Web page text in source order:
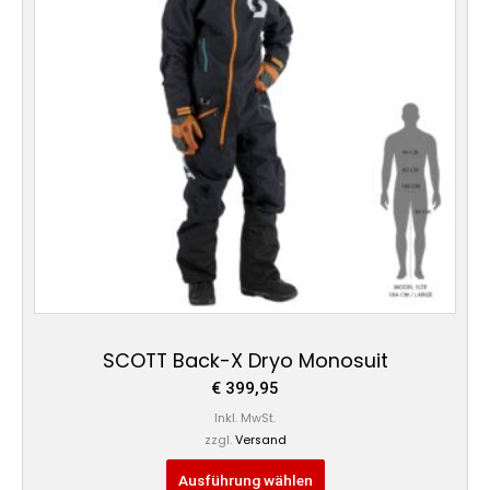
SCOTT Back-X Dryo Monosuit
€ 399,95
Inkl. MwSt.
zzgl. Versand
Ausführung wählen
auf.
Die
Optionen
können
auf
Produktseite
gewählt
werden